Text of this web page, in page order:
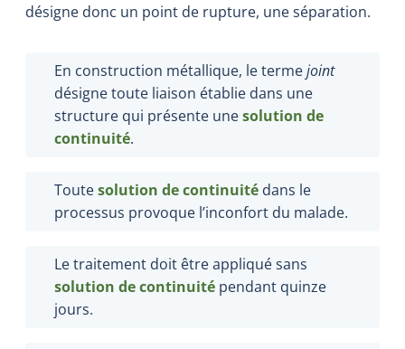
désigne donc un point de rupture, une séparation.
En construction métallique, le termejoint
désigne toute liaison établie dans une
structure qui présente unesolution de
continuité.
Toutesolution de continuité dans le
processus provoque l’inconfort du malade.
Le traitement doit être appliqué sans
solution de continuité pendant quinze
jours.